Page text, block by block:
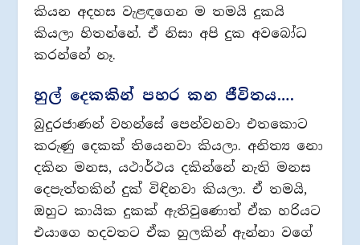
කියන අදහස වැළඳගෙන ම තමයි දුකයි
කියලා හිතන්නේ. ඒ නිසා අපි දුක අවබෝධ
කරන්නේ නෑ.
හුල් දෙකකින් පහර කන ජීවිතය….
බුදුරජාණන් වහන්සේ පෙන්වනවා එතකොට
කරුණු දෙකක් තියෙනවා කියලා. අනිත්‍ය නො
දකින මනස, යථාර්ථය දකින්නේ නැති මනස
දෙපැත්තකින් දුක් විඳිනවා කියලා. ඒ තමයි,
ඔහුට කායික දුකක් ඇතිවුණොත් ඒක හරියට
එයාගෙ හදවතට ඒක හුලකින් ඇන්නා වගේ